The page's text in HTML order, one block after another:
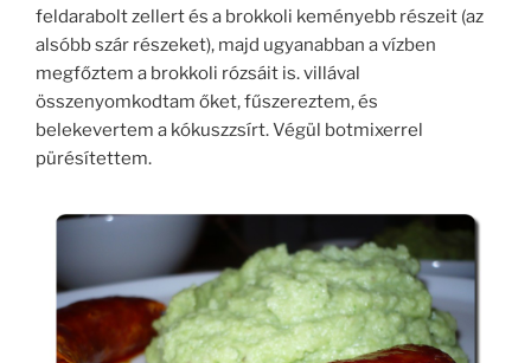
feldarabolt zellert és a brokkoli keményebb részeit (az
alsóbb szár részeket), majd ugyanabban a vízben
megfőztem a brokkoli rózsáit is. villával
összenyomkodtam őket, fűszereztem, és
belekevertem a kókuszzsírt. Végül botmixerrel
pürésítettem.